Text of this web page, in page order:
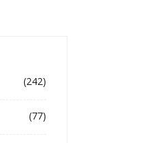
(242)
(77)